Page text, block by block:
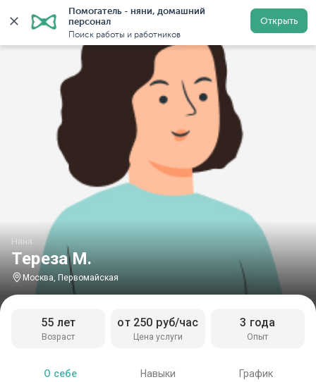
Помогатель - няни, домашний
персонал
Поиск работы и работников
Открыть
Главная Няни Няни в Москве Няни у метро
Тереза М.
Няня
Москва, Первомайская
Возраст
55 лет
Цена услуги
от 250 руб/час
Опыт
3 года
О себе Навыки График